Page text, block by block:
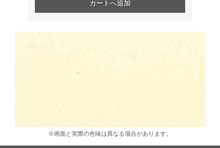
※画面と実際の色味は異なる場合があります。